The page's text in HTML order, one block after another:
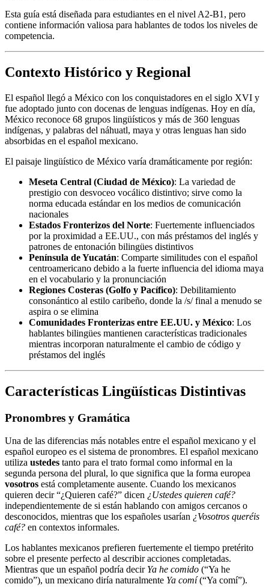
Esta guía está diseñada para estudiantes en el nivel A2-B1, pero
contiene información valiosa para hablantes de todos los niveles de
competencia.
Contexto Histórico y Regional
El español llegó a México con los conquistadores en el siglo XVI y
fue adoptado junto con docenas de lenguas indígenas. Hoy en día,
México reconoce 68 grupos lingüísticos y más de 360 lenguas
indígenas, y palabras del náhuatl, maya y otras lenguas han sido
absorbidas en el español mexicano.
El paisaje lingüístico de México varía dramáticamente por región:
Meseta Central (Ciudad de México): La variedad de
prestigio con desvoceo vocálico distintivo; sirve como la
norma educada estándar en los medios de comunicación
nacionales
Estados Fronterizos del Norte: Fuertemente influenciados
por la proximidad a EE.UU., con más préstamos del inglés y
patrones de entonación bilingües distintivos
Península de Yucatán: Comparte similitudes con el español
centroamericano debido a la fuerte influencia del idioma maya
en el vocabulario y la pronunciación
Regiones Costeras (Golfo y Pacífico): Debilitamiento
consonántico al estilo caribeño, donde la /s/ final a menudo se
aspira o se elimina
Comunidades Fronterizas entre EE.UU. y México: Los
hablantes bilingües mantienen características tradicionales
mientras incorporan naturalmente el cambio de código y
préstamos del inglés
Características Lingüísticas Distintivas
Pronombres y Gramática
Una de las diferencias más notables entre el español mexicano y el
español europeo es el sistema de pronombres. El español mexicano
utiliza ustedes tanto para el trato formal como informal en la
segunda persona del plural, lo que significa que la forma europea
vosotros está completamente ausente. Cuando los mexicanos
quieren decir “¿Quieren café?” dicen ¿Ustedes quieren café?
independientemente de si están hablando con amigos cercanos o
desconocidos, mientras que los españoles usarían ¿Vosotros queréis
café? en contextos informales.
Los hablantes mexicanos prefieren fuertemente el tiempo pretérito
sobre el presente perfecto al describir acciones completadas.
Mientras que un español podría decir Ya he comido (“Ya he
comido”), un mexicano diría naturalmente Ya comí(“Ya comí”).